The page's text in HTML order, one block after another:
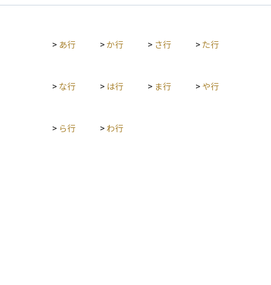
ml） による発行体格付の定義 AAA：信用力は最も高く、多く
信用力は十分であるが、将来環境が大きく変化する場合、注意
題があり、絶えず注意すべき要素がある。 CCC：発行体の金融
ての金融債務が不履行に陥っているとR＆Iが判断する格付。
> あ行 >か行 > さ行 > た行
> な行 > は行 > ま行 > や行
> ら行 > わ行